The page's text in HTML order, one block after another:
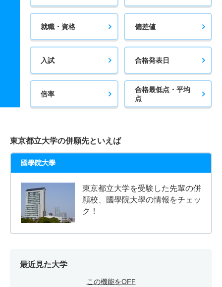
就職・資格 偏差値
入試 合格発表日
倍率
合格最低点・平均
点
東京都立大学の併願先といえば
國學院大學
東京都立大学を受験した先輩の併
願校、國學院大學の情報をチェッ
ク！
最近見た大学
この機能をOFF